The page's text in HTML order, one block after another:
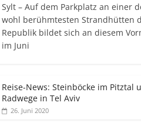
Sylt – Auf dem Parkplatz an einer
wohl berühmtesten Strandhütten
Republik bildet sich an diesem
im Juni
Reise-News: Steinböcke im Pitztal
Radwege in Tel Aviv
26. Juni 2020